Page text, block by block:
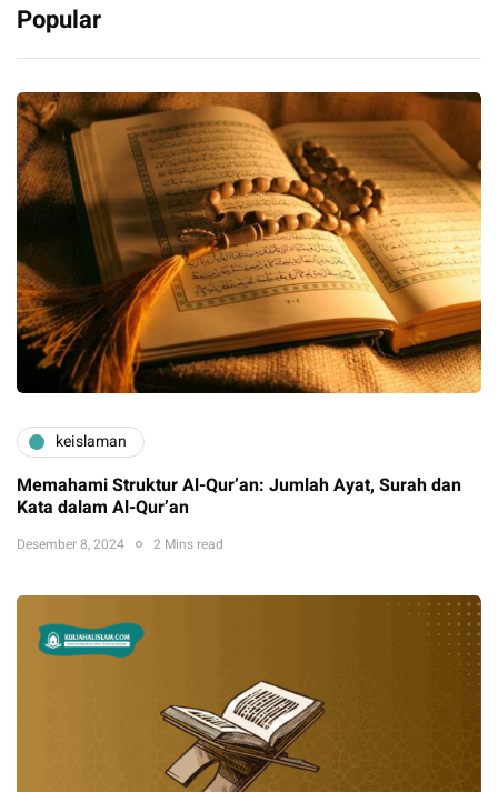
Popular
keislaman
Memahami Struktur Al-Qur’an: Jumlah Ayat, Surah dan
Kata dalam Al-Qur’an
Desember 8, 2024 2 Mins read